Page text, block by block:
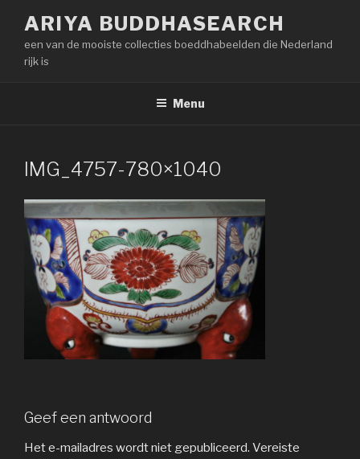
inhoud
springen
ARIYA BUDDHASEARCH
een van de mooiste collecties boeddhabeelden die Nederland
rijk is
Menu
IMG_4757-780×1040
Geef een antwoord
Het e-mailadres wordt niet gepubliceerd. Vereiste